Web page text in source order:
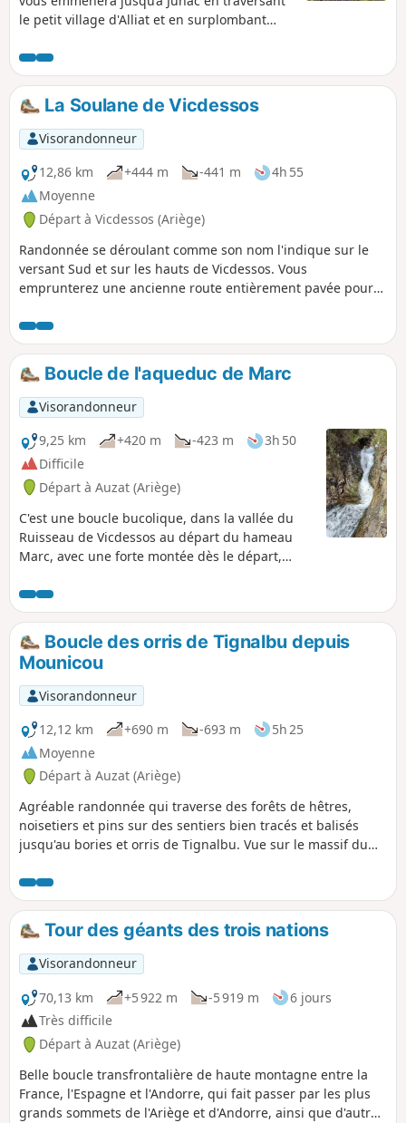
le petit village d'Alliat et en surplombant
La Soulane de Vicdessos
Visorandonneur
12,86 km
+444 m -441 m
4h 55
Moyenne
Départ à Vicdessos (Ariège)
Randonnée se déroulant comme son nom l'indique sur le
versant Sud et sur les hauts de Vicdessos. Vous
emprunterez une ancienne route entièrement pavée pour
intéressantes, puis suivrez de là un sentier en balcon
traversant une forêt avec buis, merisiers, chênes, acacias et
noisetiers jusqu'au village d'Orus. De là, le paysage s'ouvre
sur un sentier bâti à flanc de montagne sans aucun danger
offrant de très belles vues pour arriver au village de
Sentenac, d'où le retour s'effectue en partie par la D18.
Toutes ces routes et sentiers sont sur des soubassements
bâtis témoignant d'un génie civil à reconnaître quant à leur
volume et position.
Boucle de l'aqueduc de Marc
Visorandonneur
9,25 km
+420 m -423 m
3h 50
Difficile
Départ à Auzat (Ariège)
C'est une boucle bucolique, dans la vallée du
Ruisseau de Vicdessos au départ du hameau
Marc, avec une forte montée dès le départ,
Parcours sur chemins de terre ou chemins
bétonnés.
Boucle des orris de Tignalbu depuis
Mounicou
Visorandonneur
12,12 km
+690 m -693 m
5h 25
Moyenne
Départ à Auzat (Ariège)
Agréable randonnée qui traverse des forêts de hêtres,
noisetiers et pins sur des sentiers bien tracés et balisés
jusqu'au bories et orris de Tignalbu. Vue sur le massif du
l’Étang de Soulcem, le Pic de la Madelon et autres. Le retour
sur une piste agréable permet de voir la régénération de la
flore après un incendie. Ne partez pas trop vite la première
heure est assez rude. La fin est bercée par le son du torrent
avec quelques petites baignoires.
Tour des géants des trois nations
Visorandonneur
70,13 km
+5 922 m -5 919 m
6 jours
Très difficile
Départ à Auzat (Ariège)
Belle boucle transfrontalière de haute montagne entre la
France, l'Espagne et l'Andorre, qui fait passer par les plus
grands sommets de l'Ariège et d'Andorre, ainsi que d'autres